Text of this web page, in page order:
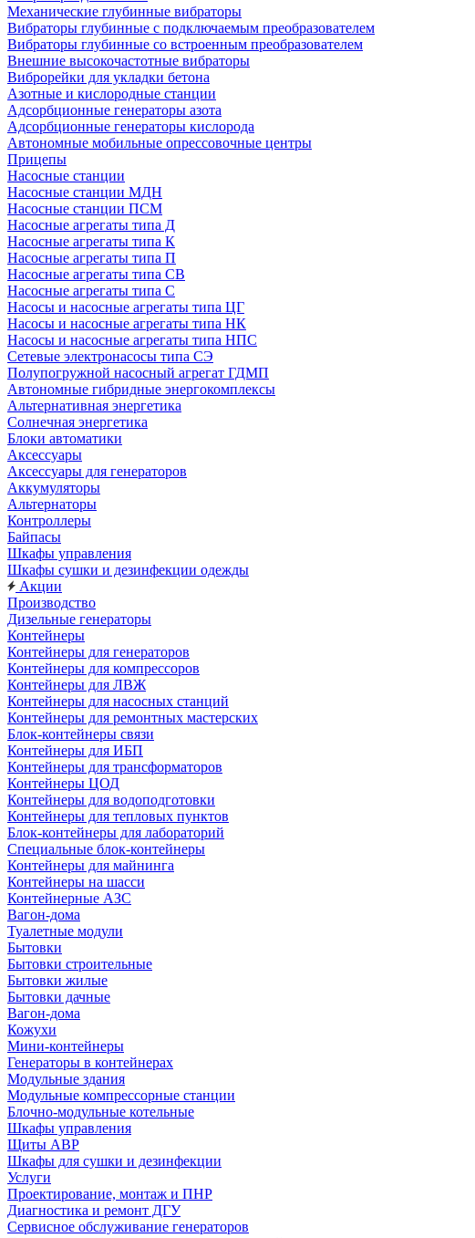
Механические глубинные вибраторы
Вибраторы глубинные с подключаемым преобразователем
Вибраторы глубинные со встроенным преобразователем
Внешние высокочастотные вибраторы
Виброрейки для укладки бетона
Азотные и кислородные станции
Адсорбционные генераторы азота
Адсорбционные генераторы кислорода
Автономные мобильные опрессовочные центры
Прицепы
Насосные станции
Насосные станции МДН
Насосные станции ПСМ
Насосные агрегаты типа Д
Насосные агрегаты типа К
Насосные агрегаты типа П
Насосные агрегаты типа СВ
Насосные агрегаты типа С
Насосы и насосные агрегаты типа ЦГ
Насосы и насосные агрегаты типа НК
Насосы и насосные агрегаты типа НПС
Сетевые электронасосы типа СЭ
Полупогружной насосный агрегат ГДМП
Автономные гибридные энергокомплексы
Альтернативная энергетика
Солнечная энергетика
Блоки автоматики
Аксессуары
Аксессуары для генераторов
Аккумуляторы
Альтернаторы
Контроллеры
Байпасы
Шкафы управления
Шкафы сушки и дезинфекции одежды
Акции
Производство
Дизельные генераторы
Контейнеры
Контейнеры для генераторов
Контейнеры для компрессоров
Контейнеры для ЛВЖ
Контейнеры для насосных станций
Контейнеры для ремонтных мастерских
Блок-контейнеры связи
Контейнеры для ИБП
Контейнеры для трансформаторов
Контейнеры ЦОД
Контейнеры для водоподготовки
Контейнеры для тепловых пунктов
Блок-контейнеры для лабораторий
Специальные блок-контейнеры
Контейнеры для майнинга
Контейнеры на шасси
Контейнерные АЗС
Вагон-дома
Туалетные модули
Бытовки
Бытовки строительные
Бытовки жилые
Бытовки дачные
Вагон-дома
Кожухи
Мини-контейнеры
Генераторы в контейнерах
Модульные здания
Модульные компрессорные станции
Блочно-модульные котельные
Шкафы управления
Щиты АВР
Шкафы для сушки и дезинфекции
Услуги
Проектирование, монтаж и ПНР
Диагностика и ремонт ДГУ
Сервисное обслуживание генераторов